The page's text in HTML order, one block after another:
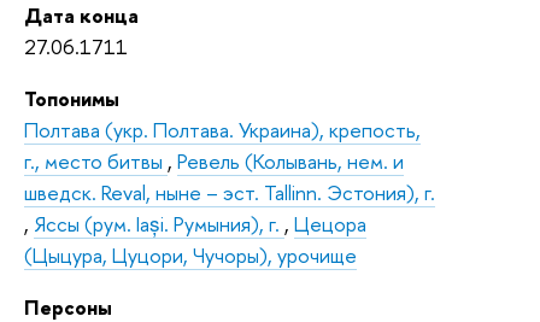
Дата конца
27.06.1711
Топонимы
Полтава (укр. Полтава. Украина), крепость,
г., место битвы , Ревель (Колывань, нем. и
шведск. Reval, ныне – эст. Tallinn. Эстония), г.
, Яссы (рум. Iași. Румыния), г. , Цецора
(Цыцура, Цуцори, Чучоры), урочище
Персоны